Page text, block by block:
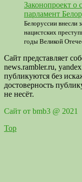
Законопроект о
парламент
Белоруссии внесли
нацистских
годы Великой
Сайт представляет
news.rambler.ru,
публикуются без
достоверность
не несёт.
Сайт от bmb3 @ 2021
Top